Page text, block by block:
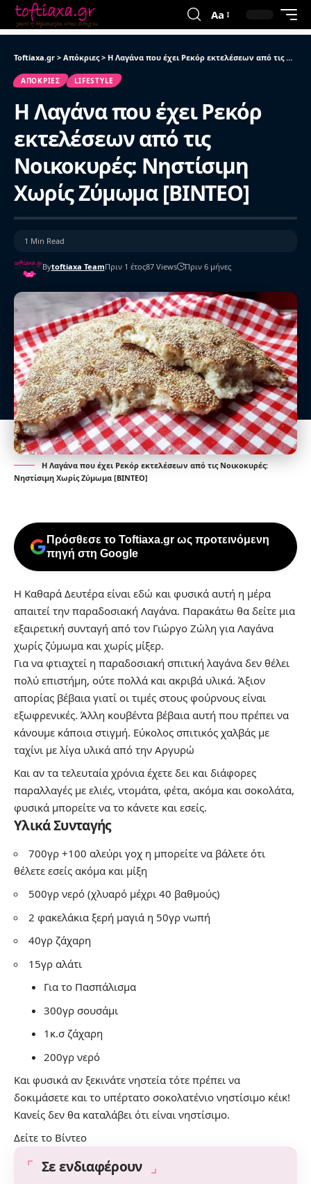
Aa
Toftiaxa.gr > Απόκριες> Η Λαγάνα που έχει Ρεκόρ εκτελέσεων από τις Νοικοκυρές: Νηστίσιμη Χωρίς Ζύμωμα [ΒΙΝΤΕΟ]
ΑΠΌΚΡΙΕΣ LIFESTYLE
Η Λαγάνα που έχει Ρεκόρ
εκτελέσεων από τις
Νοικοκυρές: Νηστίσιμη
Χωρίς Ζύμωμα [ΒΙΝΤΕΟ]
Bytoftiaxa TeamΠριν 1 έτος87 Views Πριν 6 μήνες
1 Min Read
Η Λαγάνα που έχει Ρεκόρ εκτελέσεων από τις Νοικοκυρές:
Νηστίσιμη Χωρίς Ζύμωμα [ΒΙΝΤΕΟ]
Πρόσθεσε το Toftiaxa.gr ως προτεινόμενη
πηγή στη Google
Η Καθαρά Δευτέρα είναι εδώ και φυσικά αυτή η μέρα
απαιτεί την παραδοσιακή Λαγάνα. Παρακάτω θα δείτε μια
εξαιρετική συνταγή από τον Γιώργο Ζώλη για Λαγάνα
χωρίς ζύμωμα και χωρίς μίξερ.
Για να φτιαχτεί η παραδοσιακή σπιτική λαγάνα δεν θέλει
πολύ επιστήμη, ούτε πολλά και ακριβά υλικά. Άξιον
απορίας βέβαια γιατί οι τιμές στους φούρνους είναι
εξωφρενικές. Άλλη κουβέντα βέβαια αυτή που πρέπει να
κάνουμε κάποια στιγμή. Εύκολος σπιτικός χαλβάς με
ταχίνι με λίγα υλικά από την Αργυρώ
Και αν τα τελευταία χρόνια έχετε δει και διάφορες
παραλλαγές με ελιές, ντομάτα, φέτα, ακόμα και σοκολάτα,
φυσικά μπορείτε να το κάνετε και εσείς.
Υλικά Συνταγής
700γρ +100 αλεύρι γοχ η μπορείτε να βάλετε ότι
θέλετε εσείς ακόμα και μίξη
500γρ νερό (χλυαρό μέχρι 40 βαθμούς)
2 φακελάκια ξερή μαγιά η 50γρ νωπή
40γρ ζάχαρη
15γρ αλάτι
Για το Πασπάλισμα
300γρ σουσάμι
1κ.σ ζάχαρη
200γρ νερό
Και φυσικά αν ξεκινάτε νηστεία τότε πρέπει να
δοκιμάσετε και το υπέρτατο σοκολατένιο νηστίσιμο κέικ!
Κανείς δεν θα καταλάβει ότι είναι νηστίσιμο.
Δείτε το Βίντεο
Σε ενδιαφέρουν